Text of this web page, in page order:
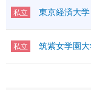
私立 東京経済大学
私立 筑紫女学園